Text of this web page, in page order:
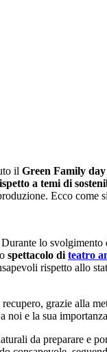
il Green Family
a temi di
Ecco come
Durante lo svolgimento
spettacolo di teatro
rispetto allo
grazie alla
noi e la sua
da preparare e